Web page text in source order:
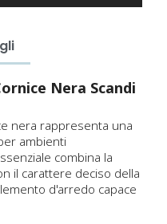
Nera Scandi
nera rappresenta una
ambienti
combina la
il carattere deciso della
d'arredo capace